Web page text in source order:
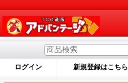
ログイン 新規登録はこちら